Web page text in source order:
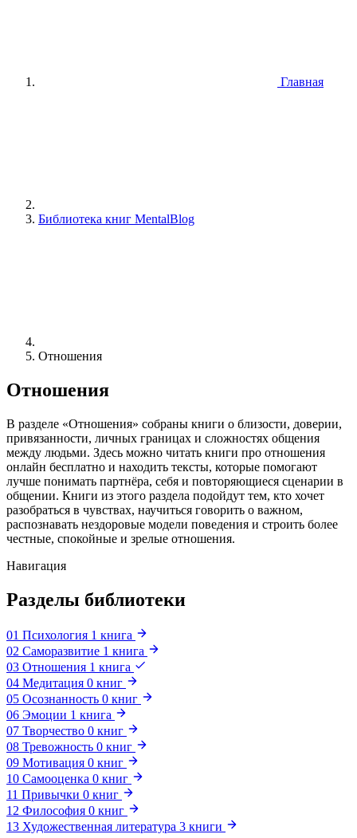
Главная
Библиотека книг MentalBlog
Отношения
Отношения
В разделе «Отношения» собраны книги о близости, доверии,
привязанности, личных границах и сложностях общения
между людьми. Здесь можно читать книги про отношения
онлайн бесплатно и находить тексты, которые помогают
лучше понимать партнёра, себя и повторяющиеся сценарии в
общении. Книги из этого раздела подойдут тем, кто хочет
разобраться в чувствах, научиться говорить о важном,
распознавать нездоровые модели поведения и строить более
честные, спокойные и зрелые отношения.
Навигация
Разделы библиотеки
01 Психология 1 книга
02 Саморазвитие 1 книга
03 Отношения 1 книга
04 Медитация 0 книг
05 Осознанность 0 книг
06 Эмоции 1 книга
07 Творчество 0 книг
08 Тревожность 0 книг
09 Мотивация 0 книг
10 Самооценка 0 книг
11 Привычки 0 книг
12 Философия 0 книг
13 Художественная литература 3 книги